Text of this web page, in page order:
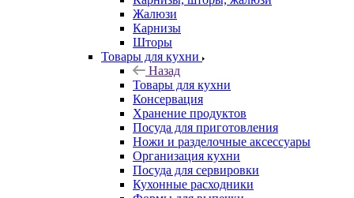
Жалюзи
Карнизы
Шторы
Товары для кухни
Назад
Товары для кухни
Консервация
Хранение продуктов
Посуда для приготовления
Ножи и разделочные аксессуары
Организация кухни
Посуда для сервировки
Кухонные расходники